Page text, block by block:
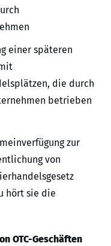
einer späteren
die durch
betrieben
zur
von
hört sie die
OTC-Geschäften